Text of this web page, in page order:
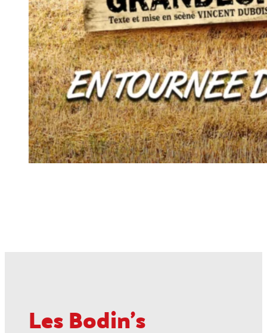
Les Bodin's